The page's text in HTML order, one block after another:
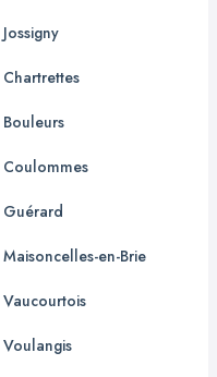
Jossigny
Chartrettes
Bouleurs
Coulommes
Guérard
Maisoncelles-en-Brie
Vaucourtois
Voulangis